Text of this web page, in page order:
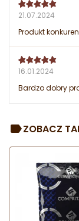
21.07.2024
Produkt
16.01.2024
Bardzo dobry
ZOBACZ